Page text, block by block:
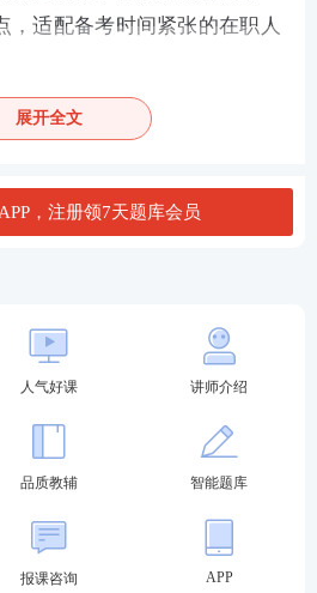
，适配备考时间紧张的在职人
自由选择
心考点速学，轻量化备考；
班型，完整覆盖三阶段全部
辅与高阶题库，零基础首次报
教带学、班主任一对一督学，
障，适合自律性弱、想要全程
阶段讲师专属直播带训。点击
中级社工最新考试大纲，同步
展开全文
，注册领7天题库会员
人气好课 讲师介绍
品质教辅 智能题库
报课咨询 APP